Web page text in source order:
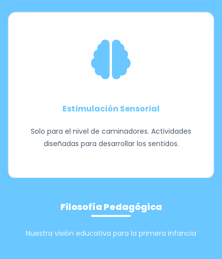
Estimulación Sensorial
Solo para el nivel de caminadores. Actividades
diseñadas para desarrollar los sentidos.
Filosofía Pedagógica
Nuestra visión educativa para la primera infancia